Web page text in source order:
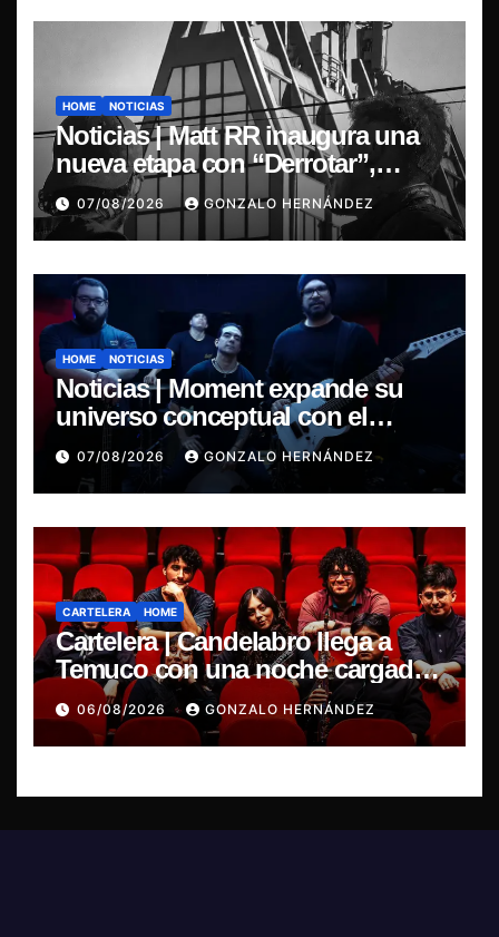
HOME NOTICIAS
Noticias | Matt RR inaugura una
nueva etapa con “Derrotar”,
primer adelanto de su EP
Resonancia de Umbral
07/08/2026 GONZALO HERNÁNDEZ
HOME NOTICIAS
Noticias | Moment expande su
universo conceptual con el
estreno de “Poisoned Reality”
07/08/2026 GONZALO HERNÁNDEZ
CARTELERA HOME
Cartelera | Candelabro llega a
Temuco con una noche cargada
de indie
06/08/2026 GONZALO HERNÁNDEZ